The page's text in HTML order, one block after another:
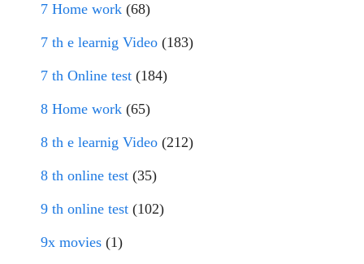
7 Home work (68)
7 th e learnig Video (183)
7 th Online test (184)
8 Home work (65)
8 th e learnig Video (212)
8 th online test (35)
9 th online test (102)
9x movies (1)